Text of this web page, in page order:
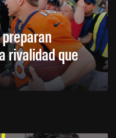
rivalidad que